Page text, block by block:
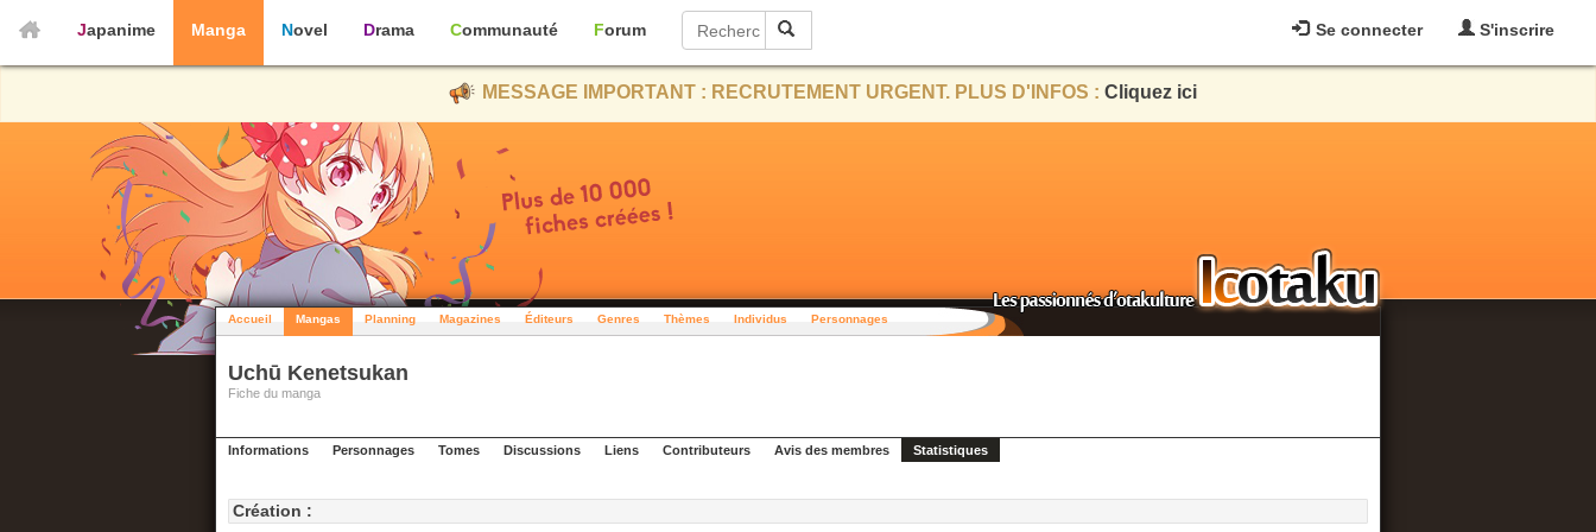
Se connecter S'inscrire
Japanime Manga Novel Drama Communauté Forum
MESSAGE IMPORTANT : RECRUTEMENT URGENT. PLUS D'INFOS : Cliquez ici
Accueil Mangas Planning Magazines Éditeurs Genres Thèmes Individus Personnages
Uchū Kenetsukan
Fiche du manga
Informations Personnages Tomes Discussions Liens Contributeurs Avis des membres Statistiques
Création :